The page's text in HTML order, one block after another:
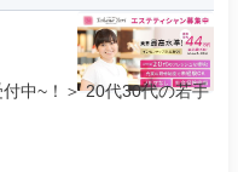
中~！＞ 20代30代の若手